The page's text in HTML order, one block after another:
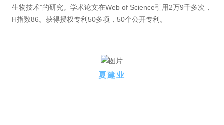
生物技术”的研究。学术论文在Web of Science引用2万9千多次，
H指数86。获得授权专利50多项，50个公开专利。
夏建业